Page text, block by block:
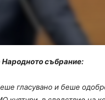
Народното събрание:
гласувано и беше